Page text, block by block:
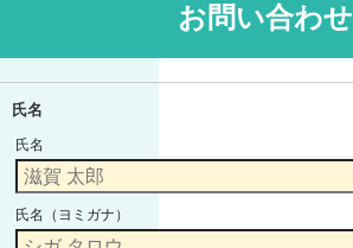
お問い合わせ
氏名
氏名
氏名（ヨミガナ）